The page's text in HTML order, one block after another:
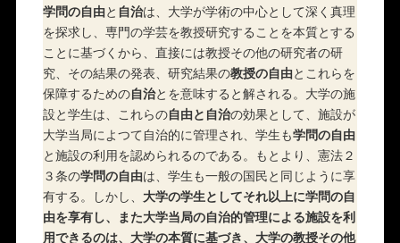
学問の自由と 自治は、大学が学術の中心として深く真理
を探求し、専門の学芸を教授研究することを本質とする
ことに基づくから、直接には教授その他の研究者の研
究、その結果の発表、研究結果の教授の自由とこれらを
保障するための自治とを意味すると解される。大学の施
設と学生は、これらの自由と自治の効果として、施設が
大学当局によつて自治的に管理され、学生も学問の自由
と施設の利用を認められるのである。もとより、憲法２
３条の学問の自由は、学生も一般の国民と同じように享
有する。しかし、 大学の学生としてそれ以上に学問の自
由を享有し、また大学当局の自治的管理による施設を利
用できるのは、大学の本質に基づき、大学の教授その他